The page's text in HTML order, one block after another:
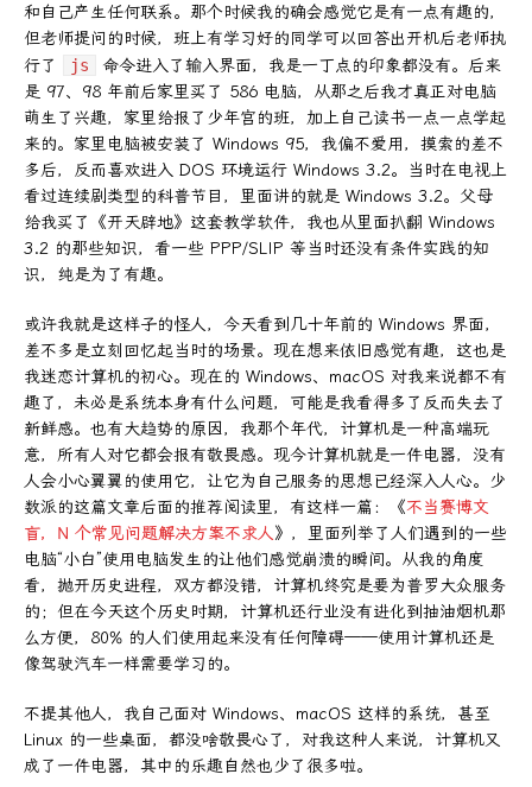
和自己产生任何联系。那个时候我的确会感觉它是有一点有趣的，
但老师提问的时候，班上有学习好的同学可以回答出开机后老师执
行了
js
命令进入了输入界面，我是一丁点的印象都没有。后来
是 97、98 年前后家里买了 586 电脑，从那之后我才真正对电脑
萌生了兴趣，家里给报了少年宫的班，加上自己读书一点一点学起
来的。家里电脑被安装了 Windows 95，我偏不爱用，摸索的差不
多后，反而喜欢进入 DOS 环境运行 Windows 3.2。当时在电视上
看过连续剧类型的科普节目，里面讲的就是 Windows 3.2。父母
给我买了《开天辟地》这套教学软件，我也从里面扒翻 Windows
3.2 的那些知识，看一些 PPP/SLIP 等当时还没有条件实践的知
识，纯是为了有趣。
或许我就是这样子的怪人，今天看到几十年前的 Windows 界面，
差不多是立刻回忆起当时的场景。现在想来依旧感觉有趣，这也是
我迷恋计算机的初心。现在的 Windows、macOS 对我来说都不有
趣了，未必是系统本身有什么问题，可能是我看得多了反而失去了
新鲜感。也有大趋势的原因，我那个年代，计算机是一种高端玩
意，所有人对它都会报有敬畏感。现今计算机就是一件电器，没有
人会小心翼翼的使用它，让它为自己服务的思想已经深入人心。少
数派的这篇文章后面的推荐阅读里，有这样一篇：《不当赛博文
盲，N 个常见问题解决方案不求人》，里面列举了人们遇到的一些
电脑“小白”使用电脑发生的让他们感觉崩溃的瞬间。从我的角度
看，抛开历史进程，双方都没错，计算机终究是要为普罗大众服务
的；但在今天这个历史时期，计算机还行业没有进化到抽油烟机那
么方便，80% 的人们使用起来没有任何障碍——使用计算机还是
像驾驶汽车一样需要学习的。
不提其他人，我自己面对 Windows、macOS 这样的系统，甚至
Linux 的一些桌面，都没啥敬畏心了，对我这种人来说，计算机又
成了一件电器，其中的乐趣自然也少了很多啦。